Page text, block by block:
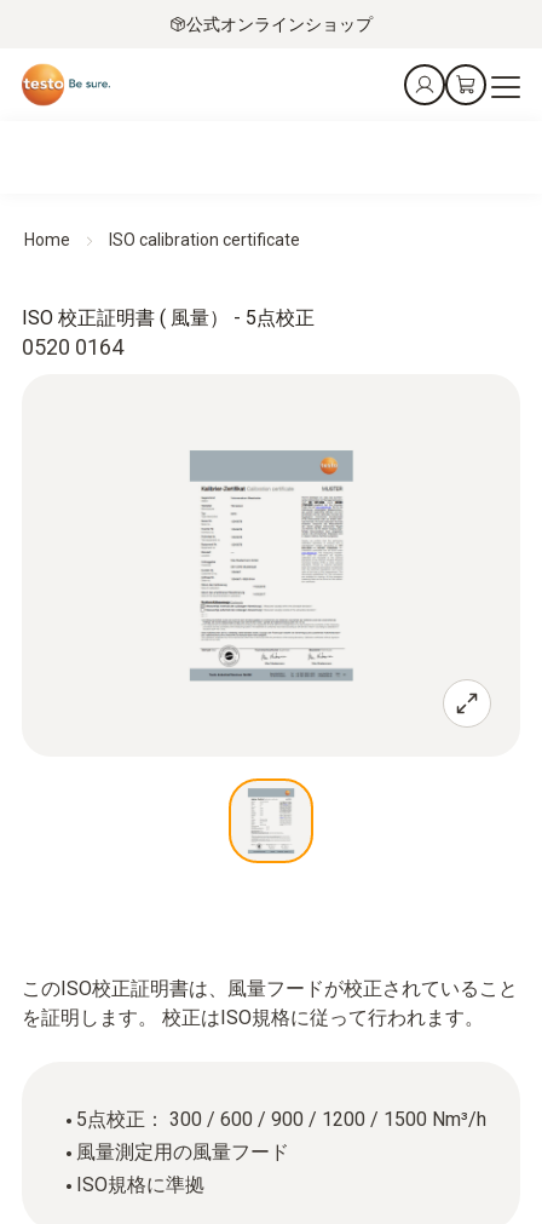
公式オンラインショップ
Home ISO calibration certificate
0520 0164
ISO 校正証明書 ( 風量） - 5点校正
このISO校正証明書は、風量フードが校正されていること
を証明します。 校正はISO規格に従って行われます。
5点校正： 300 / 600 / 900 / 1200 / 1500 Nm³/h
風量測定用の風量フード
ISO規格に準拠